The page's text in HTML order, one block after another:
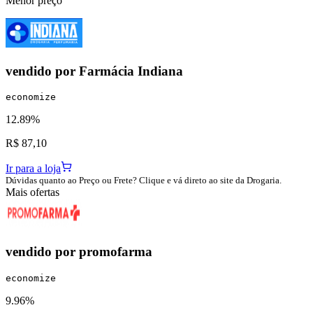
vendido por Farmácia Indiana
economize
12.89%
R$ 87,10
Ir para a loja
Dúvidas quanto ao Preço ou Frete? Clique e vá direto ao site da Drogaria.
Mais ofertas
vendido por promofarma
economize
9.96%